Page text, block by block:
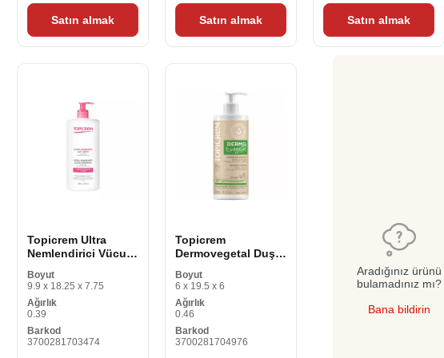
Satın almak Satın almak Satın almak
Topicrem Ultra
Nemlendirici Vücut
Boyut
9.9 x 18.25 x 7.75
Ağırlık
0.39
Barkod
3700281703474
Topicrem
Dermovegetal Duş
Boyut
6 x 19.5 x 6
Ağırlık
0.46
Barkod
3700281704976
Aradığınız ürünü
bulamadınız mı?
Bana bildirin